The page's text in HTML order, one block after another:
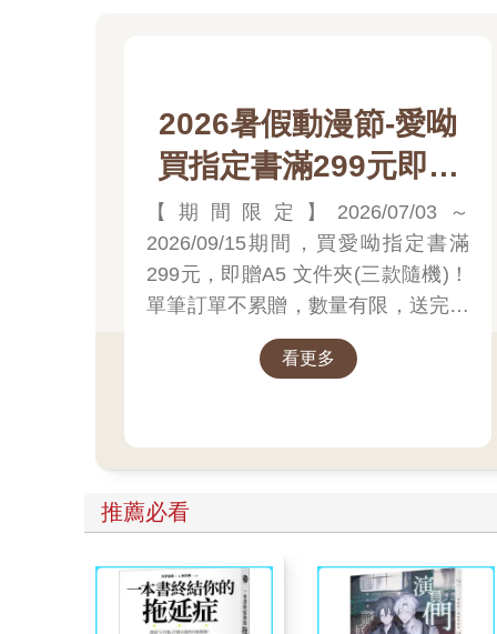
2026暑假動漫節-愛呦
買指定書滿299元即贈
A5 文件夾(三款隨機)
【期間限定】2026/07/03～
2026/09/15期間，買愛呦指定書滿
299元，即贈A5 文件夾(三款隨機)！
單筆訂單不累贈，數量有限，送完為
看更多
推薦必看